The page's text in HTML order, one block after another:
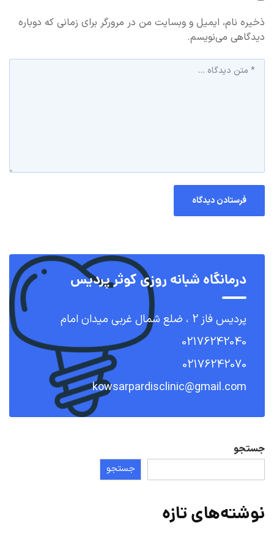
ذخیره نام، ایمیل و وبسایت من در مرورگر برای زمانی که دوباره
دیدگاهی می‌نویسم.
درمانگاه شبانه روزی کوثر پردیس
پردیس فاز 2 ، ضلع شمال غربی میدان امام
02176242040
02176242070
kowsarpardisclinic@gmail.com
جستجو
جستجو
نوشته‌های تازه